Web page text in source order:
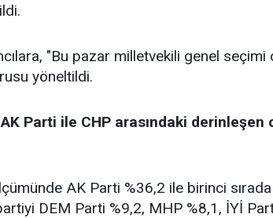
"Bu pazar milletvekili genel
yöneltildi.
Parti ile CHP arasındaki derinleşen
AK Parti %36,2 ile birinci
DEM Parti %9,2, MHP %8,1, İYİ